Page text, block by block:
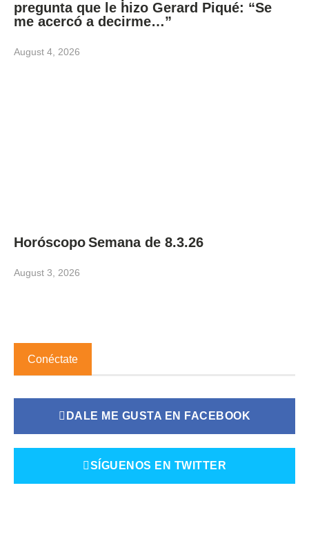
pregunta que le hizo Gerard Piqué: “Se
me acercó a decirme…”
August 4, 2026
Horóscopo Semana de 8.3.26
August 3, 2026
Conéctate
DALE ME GUSTA EN FACEBOOK
SÍGUENOS EN TWITTER